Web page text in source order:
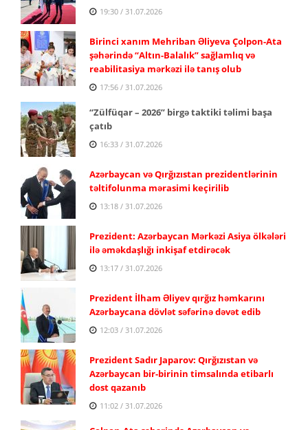
19:30 / 31.07.2026
Birinci xanım Mehriban Əliyeva Çolpon-Ata
şəhərində “Altın-Balalık” sağlamlıq və
reabilitasiya mərkəzi ilə tanış olub
17:56 / 31.07.2026
“Zülfüqar – 2026” birgə taktiki təlimi başa
çatıb
16:33 / 31.07.2026
Azərbaycan və Qırğızıstan prezidentlərinin
təltifolunma mərasimi keçirilib
13:18 / 31.07.2026
Prezident: Azərbaycan Mərkəzi Asiya ölkələri
ilə əməkdaşlığı inkişaf etdirəcək
13:17 / 31.07.2026
Prezident İlham Əliyev qırğız həmkarını
Azərbaycana dövlət səfərinə dəvət edib
12:03 / 31.07.2026
Prezident Sadır Japarov: Qırğızıstan və
Azərbaycan bir-birinin timsalında etibarlı
dost qazanıb
11:02 / 31.07.2026